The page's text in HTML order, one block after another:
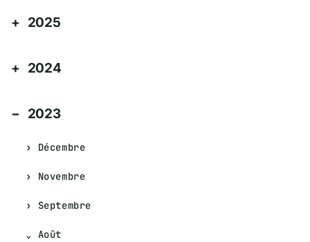
2025
2024
2023
Décembre
Novembre
Septembre
Août